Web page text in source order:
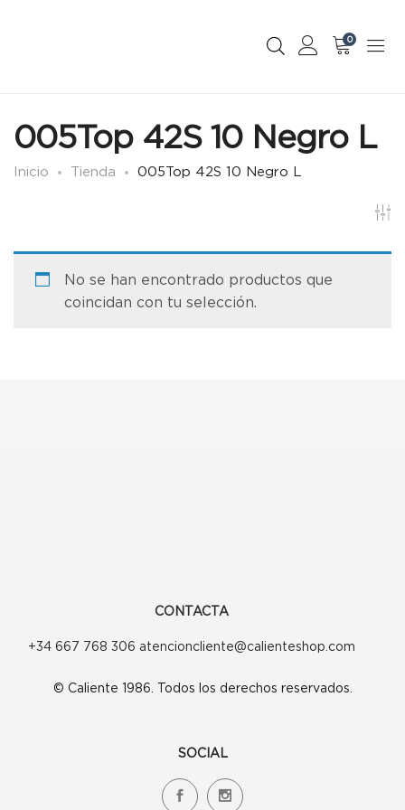
0
005Top 42S 10 Negro L
Inicio Tienda 005Top 42S 10 Negro L
No se han encontrado productos que
coincidan con tu selección.
CONTACTA
+34 667 768 306 atencioncliente@calienteshop.com
© Caliente 1986. Todos los derechos reservados.
SOCIAL